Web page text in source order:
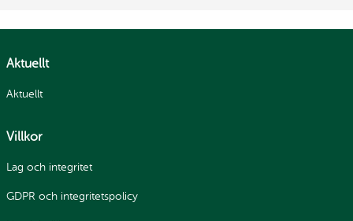
Aktuellt
Aktuellt
Villkor
Lag och integritet
GDPR och integritetspolicy